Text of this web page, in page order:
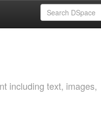
including text, images,